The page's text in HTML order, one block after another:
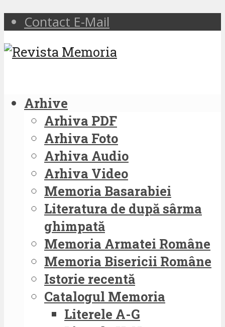
Contact E-Mail
Arhive
Arhiva PDF
Arhiva Foto
Arhiva Audio
Arhiva Video
Memoria Basarabiei
Literatura de după sârma
ghimpată
Memoria Armatei Române
Memoria Bisericii Române
Istorie recentă
Catalogul Memoria
Literele A-G